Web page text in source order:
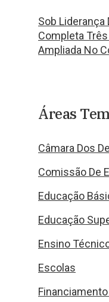
Sob Liderança
Completa
Ampliada No
Áreas
Câmara Dos
Comissão De
Educação
Educação
Ensino
Escolas